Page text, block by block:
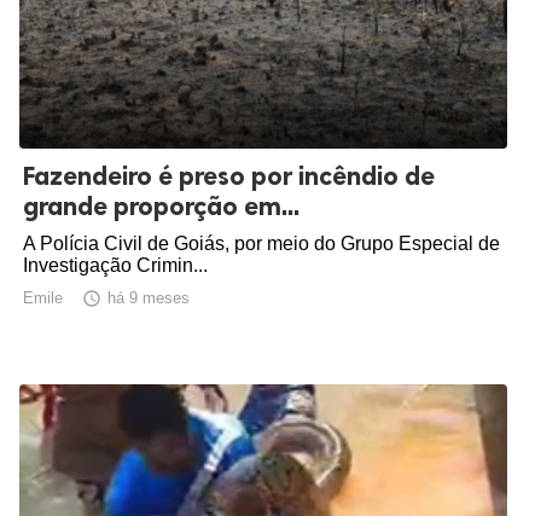
Fazendeiro é preso por incêndio de
grande proporção em...
A Polícia Civil de Goiás, por meio do Grupo Especial de
Investigação Crimin...
Emile  há 9 meses